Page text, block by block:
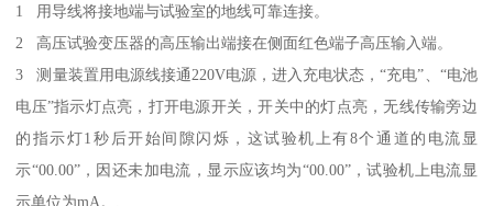
1 用导线将接地端与试验室的地线可靠连接。
2 高压试验变压器的高压输出端接在侧面红色端子高压输入端。
3 测量装置用电源线接通220V电源，进入充电状态，“充电”、“电池
电压”指示灯点亮，打开电源开关，开关中的灯点亮，无线传输旁边
的指示灯1秒后开始间隙闪烁，这试验机上有8个通道的电流显
示“00.00”，因还未加电流，显示应该均为“00.00”，试验机上电流显
示单位为mA。.